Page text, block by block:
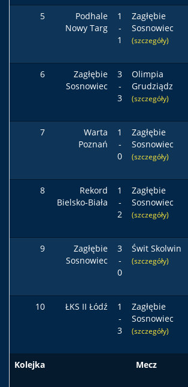
5
Podhale
Nowy Targ
1
-
1
Zagłębie
Sosnowiec
(szczegóły)
6
Zagłębie
Sosnowiec
3
-
3
Olimpia
Grudziądz
(szczegóły)
7
Warta
Poznań
1
-
0
Zagłębie
Sosnowiec
(szczegóły)
8
Rekord
Bielsko-Biała
1
-
2
Zagłębie
Sosnowiec
(szczegóły)
9
Zagłębie
Sosnowiec
3
-
0
Świt Skolwin
(szczegóły)
10 ŁKS II Łódź
1
-
3
Zagłębie
Sosnowiec
(szczegóły)
Kolejka Mecz